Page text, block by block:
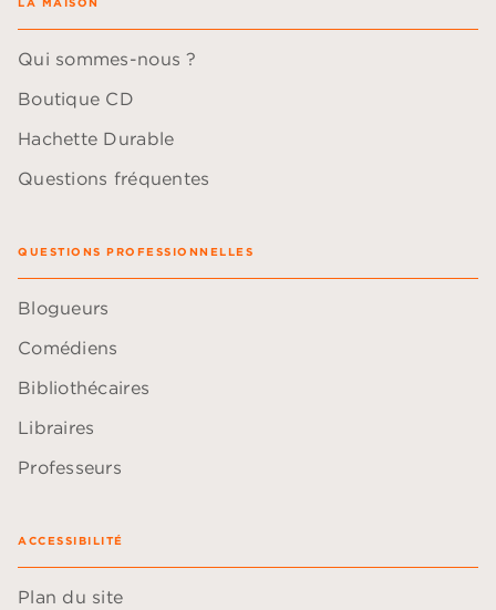
Qui sommes-nous ?
Boutique CD
Hachette Durable
Questions fréquentes
QUESTIONS PROFESSIONNELLES
Blogueurs
Comédiens
Bibliothécaires
Libraires
Professeurs
ACCESSIBILITÉ
Plan du site